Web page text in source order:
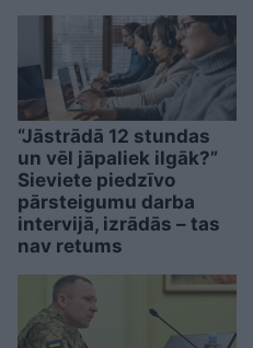
“Jāstrādā 12 stundas
un vēl jāpaliek ilgāk?”
Sieviete piedzīvo
pārsteigumu darba
intervijā, izrādās – tas
nav retums